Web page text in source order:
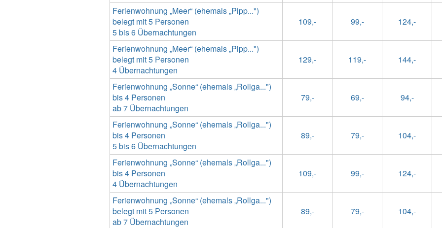
Ferienwohnung „Meer“ (ehemals „Pipp...")
belegt mit 5 Personen
5 bis 6 Übernachtungen
Ferienwohnung „Meer“ (ehemals „Pipp...")
belegt mit 5 Personen
4 Übernachtungen
Ferienwohnung „Sonne“ (ehemals „Rollga...")
bis 4 Personen
ab 7 Übernachtungen
Ferienwohnung „Sonne“ (ehemals „Rollga...")
bis 4 Personen
5 bis 6 Übernachtungen
Ferienwohnung „Sonne“ (ehemals „Rollga...")
bis 4 Personen
4 Übernachtungen
Ferienwohnung „Sonne“ (ehemals „Rollga...")
belegt mit 5 Personen
ab 7 Übernachtungen
109,- 99,- 124,-
129,- 119,- 144,-
79,- 69,- 94,-
89,- 79,- 104,-
109,- 99,- 124,-
89,- 79,- 104,-